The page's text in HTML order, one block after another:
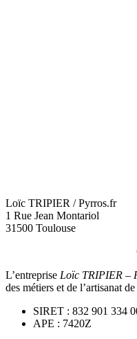
Loïc TRIPIER / Pyrros.fr
1 Rue Jean Montariol
31500 Toulouse
L’entreprise Loïc TRIPIER –
des métiers et de l’artisanat
SIRET : 832 901 334
APE : 7420Z